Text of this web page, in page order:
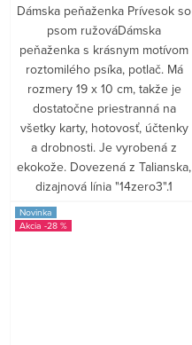
Dámska peňaženka Prívesok so
psom ružováDámska
peňaženka s krásnym motívom
roztomilého psíka, potlač. Má
rozmery 19 x 10 cm, takže je
dostatočne priestranná na
všetky karty, hotovosť, účtenky
a drobnosti. Je vyrobená z
ekokože. Dovezená z Talianska,
dizajnová línia "14zero3".1
Novinka
-28 %